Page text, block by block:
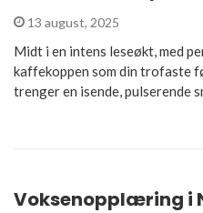
13 august, 2025
Midt i en intens leseøkt, med
kaffekoppen som din trofaste
trenger en isende, pulserende
Voksenopplæring i